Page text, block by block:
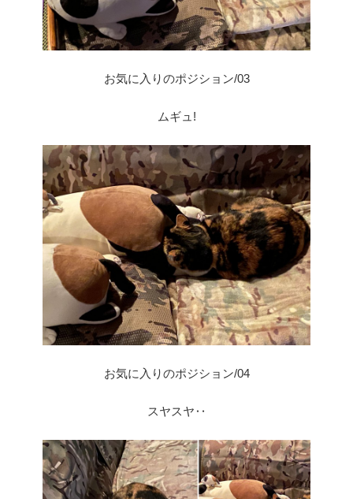
お気に入りのポジション/03
ムギュ!
お気に入りのポジション/04
スヤスヤ‥